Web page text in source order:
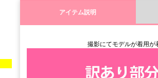
アイテム説明
撮影にてモデルが着用が